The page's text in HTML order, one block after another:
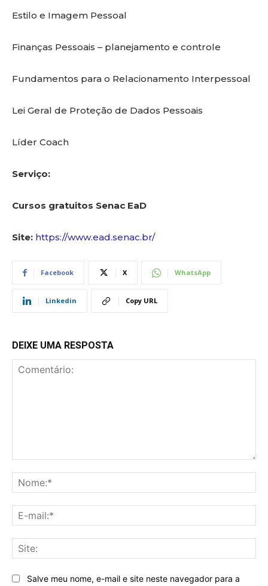
Estilo e Imagem Pessoal
Finanças Pessoais – planejamento e controle
Fundamentos para o Relacionamento Interpessoal
Lei Geral de Proteção de Dados Pessoais
Líder Coach
Serviço:
Cursos gratuitos Senac EaD
Site: https://www.ead.senac.br/
Facebook X WhatsApp
Linkedin Copy URL
DEIXE UMA RESPOSTA
Salve meu nome, e-mail e site neste navegador para a